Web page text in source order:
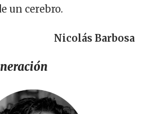
un cerebro.
Nicolás Barbosa